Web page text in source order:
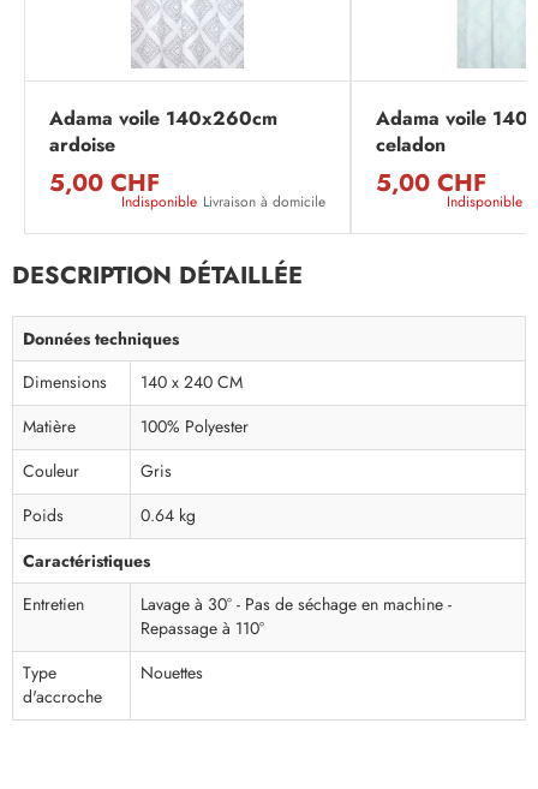
Adama voile 140x260cm
ardoise
5,00 CHF
Indisponible Livraison à domicile
Adama voile
celadon
5,00 CHF
Indisponible
DESCRIPTION DÉTAILLÉE
Données techniques
Dimensions
140 x 240 CM
Matière
100% Polyester
Couleur
Gris
Poids
0.64 kg
Caractéristiques
Entretien
Lavage à 30° - Pas de séchage en machine -
Repassage à 110°
Type
d'accroche
Nouettes